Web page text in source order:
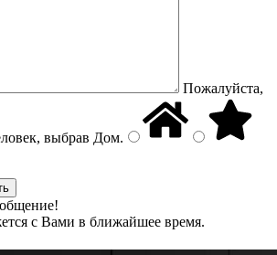
Пожалуйста,
выбрав Дом.
с Вами в ближайшее время.